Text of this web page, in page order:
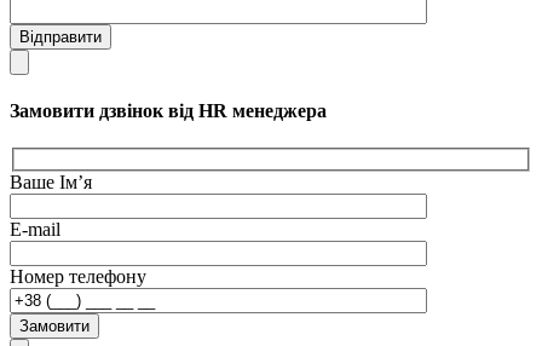
Відправити
Замовити дзвінок від HR менеджера
Ваше Ім’я
E-mail
Номер телефону
Замовити